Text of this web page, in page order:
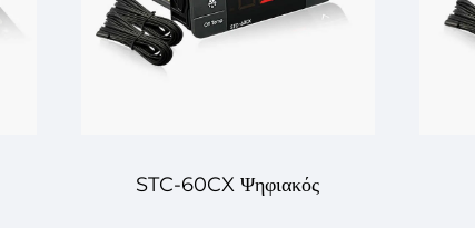
βιομηχανικές και εμπορικές
STC-60CX Ψηφιακός